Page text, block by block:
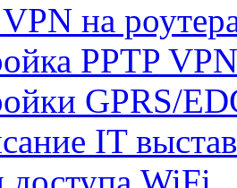
на
PPTP
GPRS/
IT